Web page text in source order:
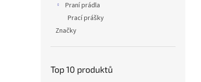
Praní prádla
Prací prášky
Značky
Top 10 produktů